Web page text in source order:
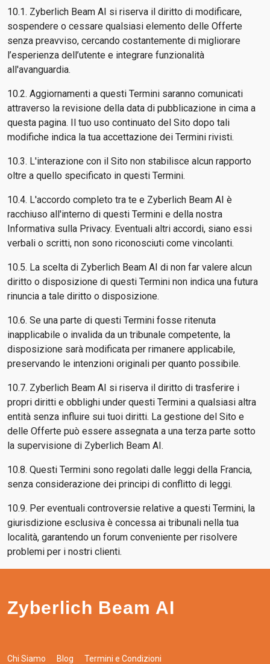
10.1. Zyberlich Beam AI si riserva il diritto di modificare,
sospendere o cessare qualsiasi elemento delle Offerte
senza preavviso, cercando costantemente di migliorare
l’esperienza dell’utente e integrare funzionalità
all'avanguardia.
10.2. Aggiornamenti a questi Termini saranno comunicati
attraverso la revisione della data di pubblicazione in cima a
questa pagina. Il tuo uso continuato del Sito dopo tali
modifiche indica la tua accettazione dei Termini rivisti.
10.3. L'interazione con il Sito non stabilisce alcun rapporto
oltre a quello specificato in questi Termini.
10.4. L'accordo completo tra te e Zyberlich Beam AI è
racchiuso all'interno di questi Termini e della nostra
Informativa sulla Privacy. Eventuali altri accordi, siano essi
verbali o scritti, non sono riconosciuti come vincolanti.
10.5. La scelta di Zyberlich Beam AI di non far valere alcun
diritto o disposizione di questi Termini non indica una futura
rinuncia a tale diritto o disposizione.
10.6. Se una parte di questi Termini fosse ritenuta
inapplicabile o invalida da un tribunale competente, la
disposizione sarà modificata per rimanere applicabile,
preservando le intenzioni originali per quanto possibile.
10.7. Zyberlich Beam AI si riserva il diritto di trasferire i
propri diritti e obblighi under questi Termini a qualsiasi altra
entità senza influire sui tuoi diritti. La gestione del Sito e
delle Offerte può essere assegnata a una terza parte sotto
la supervisione di Zyberlich Beam AI.
10.8. Questi Termini sono regolati dalle leggi della Francia,
senza considerazione dei principi di conflitto di leggi.
10.9. Per eventuali controversie relative a questi Termini, la
giurisdizione esclusiva è concessa ai tribunali nella tua
località, garantendo un forum conveniente per risolvere
problemi per i nostri clienti.
Zyberlich Beam AI
Chi Siamo Blog Termini e Condizioni